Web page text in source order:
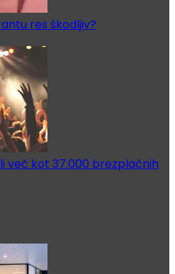
res škodljiv?
več kot 37.000 brezplačnih